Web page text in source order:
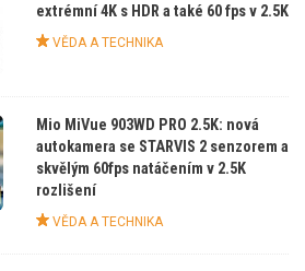
extrémní 4K s HDR a také 60 fps v 2.5K
VĚDA A TECHNIKA
Mio MiVue 903WD PRO 2.5K: nová
autokamera se STARVIS 2 senzorem a
skvělým 60fps natáčením v 2.5K
rozlišení
VĚDA A TECHNIKA